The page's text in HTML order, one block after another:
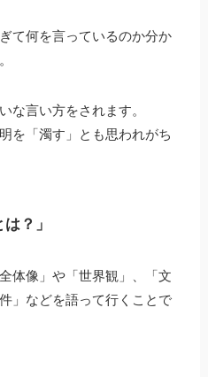
て何を言っているのか分か
な言い方をされます。
を「濁す」とも思われがち
？」
体像」や「世界観」、「文
」などを語って行くことで